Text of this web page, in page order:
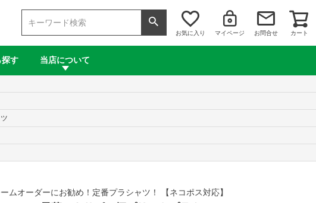
お気に入り マイページ お問合せ カート
探す 当店について
ムオーダーにお勧め！定番プラシャツ！ 【ネコポス対応】